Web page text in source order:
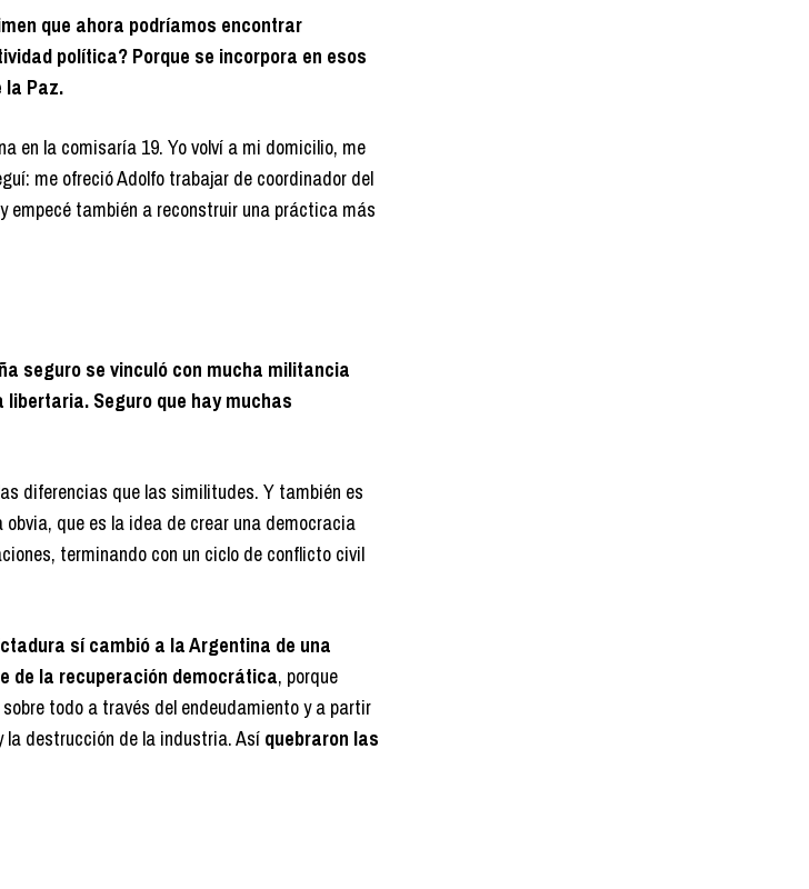
que ahora podríamos encontrar
política? Porque se incorpora en esos
la Paz.
en la comisaría 19. Yo volví a mi domicilio, me
me ofreció Adolfo trabajar de coordinador del
empecé también a reconstruir una práctica más
seguro se vinculó con mucha militancia
Seguro que hay muchas
diferencias que las similitudes. Y también es
obvia, que es la idea de crear una democracia
terminando con un ciclo de conflicto civil
sí cambió a la Argentina de una
de la recuperación democrática, porque
todo a través del endeudamiento y a partir
la destrucción de la industria. Así quebraron las